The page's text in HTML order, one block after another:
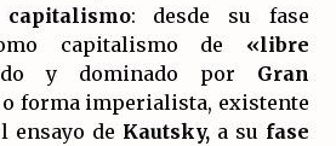
: desde su fase
capitalismo de «libre
y dominado por Gran
forma imperialista, existente
ensayo de Kautsky, a su fase